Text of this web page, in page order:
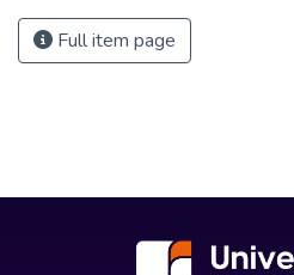
Full item page